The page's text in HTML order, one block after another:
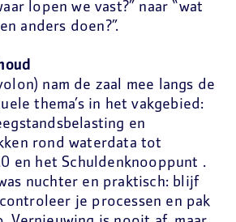
lopen we vast?” naar “wat
anders doen?”.
nam de zaal mee langs de
thema’s in het vakgebied:
en
rond waterdata tot
en het Schuldenknooppunt .
nuchter en praktisch: blijf
je processen en pak